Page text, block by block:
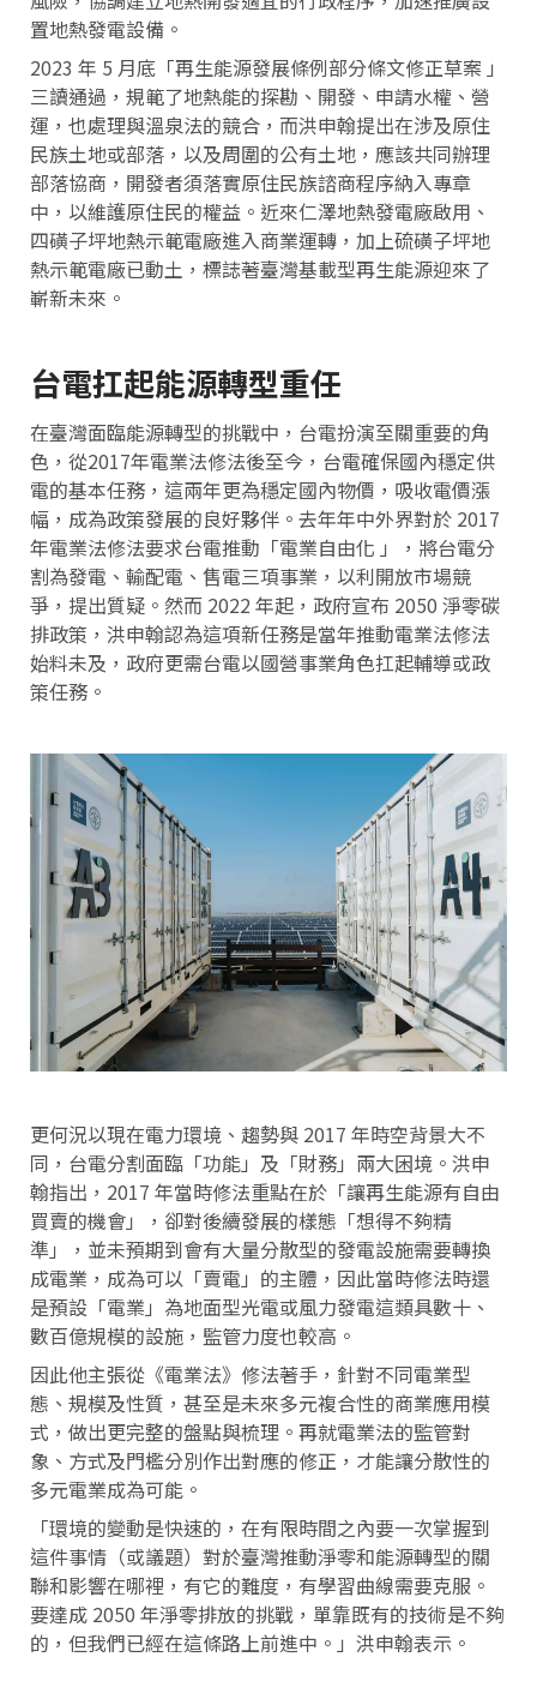
置地熱發電設備。
2023 年 5 月底「再生能源發展條例部分條文修正草案 」
三讀通過，規範了地熱能的探勘、開發、申請水權、營
運，也處理與溫泉法的競合，而洪申翰提出在涉及原住
民族土地或部落，以及周圍的公有土地，應該共同辦理
部落協商，開發者須落實原住民族諮商程序納入專章
中，以維護原住民的權益。近來仁澤地熱發電廠啟用、
四磺子坪地熱示範電廠進入商業運轉，加上硫磺子坪地
熱示範電廠已動土，標誌著臺灣基載型再生能源迎來了
嶄新未來。
台電扛起能源轉型重任
在臺灣面臨能源轉型的挑戰中，台電扮演至關重要的角
色，從2017年電業法修法後至今，台電確保國內穩定供
電的基本任務，這兩年更為穩定國內物價，吸收電價漲
幅，成為政策發展的良好夥伴。去年年中外界對於 2017
年電業法修法要求台電推動「電業自由化 」，將台電分
割為發電、輸配電、售電三項事業，以利開放市場競
爭，提出質疑。然而 2022 年起，政府宣布 2050 淨零碳
排政策，洪申翰認為這項新任務是當年推動電業法修法
始料未及，政府更需台電以國營事業角色扛起輔導或政
策任務。
更何況以現在電力環境、趨勢與 2017 年時空背景大不
同，台電分割面臨「功能」及「財務」兩大困境。洪申
翰指出，2017 年當時修法重點在於「讓再生能源有自由
買賣的機會」，卻對後續發展的樣態「想得不夠精
準」，並未預期到會有大量分散型的發電設施需要轉換
成電業，成為可以「賣電」的主體，因此當時修法時還
是預設「電業」為地面型光電或風力發電這類具數十、
數百億規模的設施，監管力度也較高。
因此他主張從《電業法》修法著手，針對不同電業型
態、規模及性質，甚至是未來多元複合性的商業應用模
式，做出更完整的盤點與梳理。再就電業法的監管對
象、方式及門檻分別作出對應的修正，才能讓分散性的
多元電業成為可能。
「環境的變動是快速的，在有限時間之內要一次掌握到
這件事情（或議題）對於臺灣推動淨零和能源轉型的關
聯和影響在哪裡，有它的難度，有學習曲線需要克服。
要達成 2050 年淨零排放的挑戰，單靠既有的技術是不夠
的，但我們已經在這條路上前進中。」洪申翰表示。